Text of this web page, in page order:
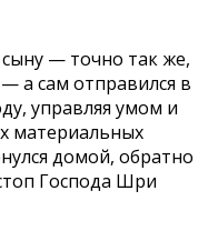
— точно так же,
а сам отправился в
управляя умом и
материальных
домой, обратно
Господа Шри